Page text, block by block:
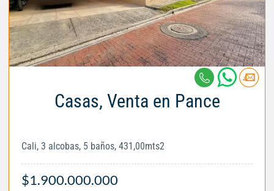
Casas, Venta en Pance
Cali, 3 alcobas, 5 baños, 431,00mts2
$1.900.000.000